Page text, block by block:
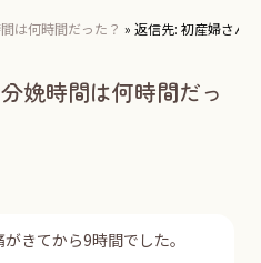
は何時間だった？ » 返信先: 初産婦さん
分娩時間は何時間だっ
きてから9時間でした。